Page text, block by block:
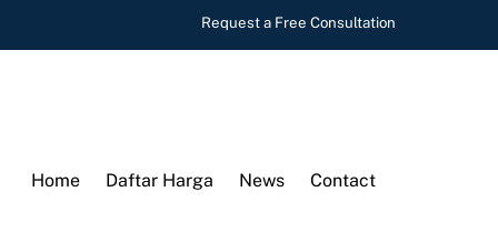
Request a Free Consultation
Home Daftar Harga News Contact